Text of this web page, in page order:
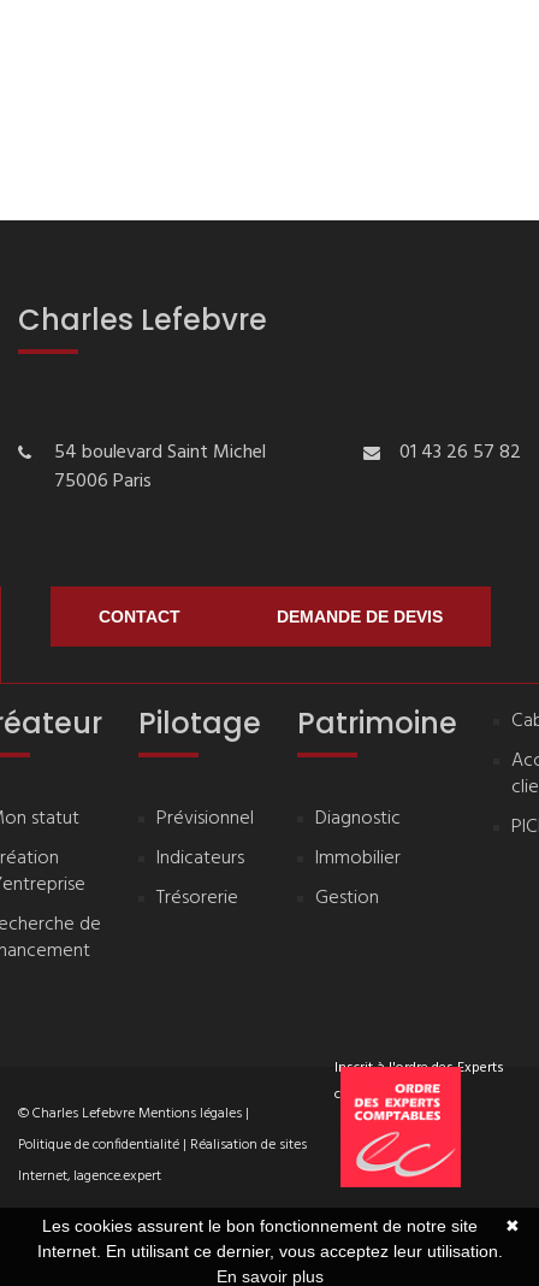
Charles Lefebvre
54 boulevard Saint Michel
75006 Paris
01 43 26 57 82
CONTACT DEMANDE DE DEVIS
statut
de
Pilotage
Prévisionnel
Indicateurs
Trésorerie
Patrimoine
Diagnostic
Immobilier
Gestion
© Charles Lefebvre Mentions légales |
Politique de confidentialité | Réalisation de sites
Internet, lagence.expert
Inscrit à l'ordre des Experts
comptables
✖
Les cookies assurent le bon fonctionnement de notre site
Internet. En utilisant ce dernier, vous acceptez leur utilisation.
En savoir plus